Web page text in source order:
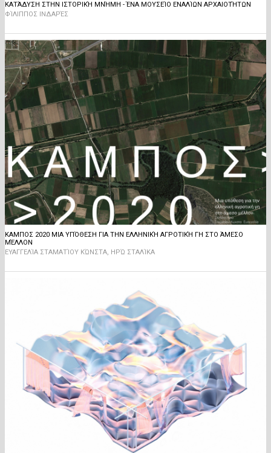
ΚΑΤΆΔΥΣΗ ΣΤΗΝ ΙΣΤΟΡΙΚΉ ΜΝΉΜΗ - ΈΝΑ ΜΟΥΣΕΊΟ ΕΝΑΛΊΩΝ ΑΡΧΑΙΟΤΉΤΩΝ
ΦΊΛΙΠΠΟΣ ΙΝΔΑΡΈΣ
ΚΑΜΠΟΣ 2020 ΜΙΑ ΥΠΌΘΕΣΗ ΓΙΑ ΤΗΝ ΕΛΛΗΝΙΚΉ ΑΓΡΟΤΙΚΉ ΓΗ ΣΤΟ ΆΜΕΣΟ
ΜΈΛΛΟΝ
ΕΥΑΓΓΕΛΊΑ ΣΤΑΜΑΤΊΟΥ ΚΏΝΣΤΑ, ΗΡΏ ΣΤΑΛΊΚΑ